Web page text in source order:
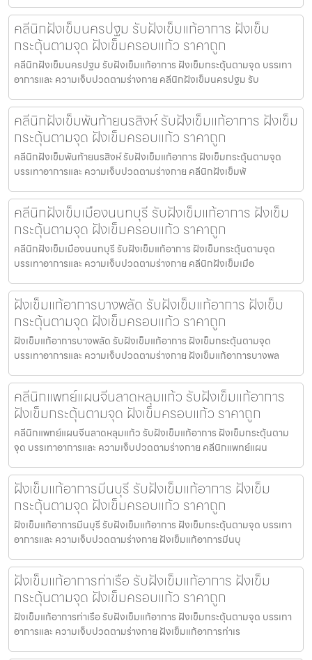
คลีนิกฝังเข็มนครปฐม รับฝังเข็มแก้อาการ ฝังเข็ม
กระตุ้นตามจุด ฝังเข็มครอบแก้ว ราคาถูก
คลีนิกฝังเข็มนครปฐม รับฝังเข็มแก้อาการ ฝังเข็มกระตุ้นตามจุด บรรเทา
อาการและ ความเจ็บปวดตามร่างกาย คลีนิกฝังเข็มนครปฐม รับ
คลีนิกฝังเข็มพันท้ายนรสิงห์ รับฝังเข็มแก้อาการ ฝังเข็ม
กระตุ้นตามจุด ฝังเข็มครอบแก้ว ราคาถูก
คลีนิกฝังเข็มพันท้ายนรสิงห์ รับฝังเข็มแก้อาการ ฝังเข็มกระตุ้นตามจุด
บรรเทาอาการและ ความเจ็บปวดตามร่างกาย คลีนิกฝังเข็มพั
คลีนิกฝังเข็มเมืองนนทบุรี รับฝังเข็มแก้อาการ ฝังเข็ม
กระตุ้นตามจุด ฝังเข็มครอบแก้ว ราคาถูก
คลีนิกฝังเข็มเมืองนนทบุรี รับฝังเข็มแก้อาการ ฝังเข็มกระตุ้นตามจุด
บรรเทาอาการและ ความเจ็บปวดตามร่างกาย คลีนิกฝังเข็มเมือ
ฝังเข็มแก้อาการบางพลัด รับฝังเข็มแก้อาการ ฝังเข็ม
กระตุ้นตามจุด ฝังเข็มครอบแก้ว ราคาถูก
ฝังเข็มแก้อาการบางพลัด รับฝังเข็มแก้อาการ ฝังเข็มกระตุ้นตามจุด
บรรเทาอาการและ ความเจ็บปวดตามร่างกาย ฝังเข็มแก้อาการบางพล
คลีนิกแพทย์แผนจีนลาดหลุมแก้ว รับฝังเข็มแก้อาการ
ฝังเข็มกระตุ้นตามจุด ฝังเข็มครอบแก้ว ราคาถูก
คลีนิกแพทย์แผนจีนลาดหลุมแก้ว รับฝังเข็มแก้อาการ ฝังเข็มกระตุ้นตาม
จุด บรรเทาอาการและ ความเจ็บปวดตามร่างกาย คลีนิกแพทย์แผน
ฝังเข็มแก้อาการมีนบุรี รับฝังเข็มแก้อาการ ฝังเข็ม
กระตุ้นตามจุด ฝังเข็มครอบแก้ว ราคาถูก
ฝังเข็มแก้อาการมีนบุรี รับฝังเข็มแก้อาการ ฝังเข็มกระตุ้นตามจุด บรรเทา
อาการและ ความเจ็บปวดตามร่างกาย ฝังเข็มแก้อาการมีนบุ
ฝังเข็มแก้อาการท่าเรือ รับฝังเข็มแก้อาการ ฝังเข็ม
กระตุ้นตามจุด ฝังเข็มครอบแก้ว ราคาถูก
ฝังเข็มแก้อาการท่าเรือ รับฝังเข็มแก้อาการ ฝังเข็มกระตุ้นตามจุด บรรเทา
อาการและ ความเจ็บปวดตามร่างกาย ฝังเข็มแก้อาการท่าเร